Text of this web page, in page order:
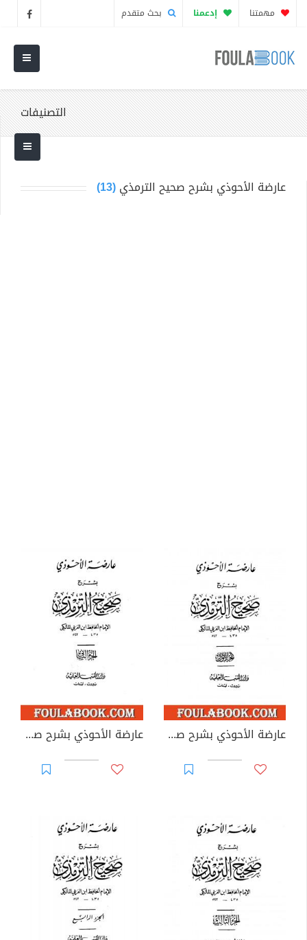
مهمتنا إدعمنا بحث متقدم
التصنيفات
عارضة الأحوذي بشرح صحيح الترمذي(13)
عارضة الأحوذي بشرح صحيح الترمذي - الجزء الأول: الطهارة - الصلاة عارضة الأحوذي بشرح صحيح الترمذي - الجزء الثاني: تابع الصلاة - الجمعة